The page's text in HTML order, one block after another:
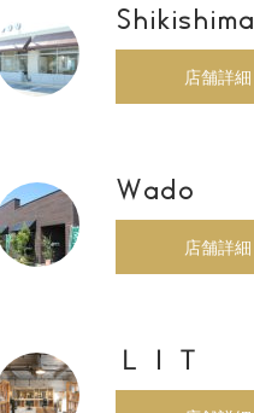
Shikishima
店舗詳細
Wado
店舗詳細
ＬＩＴ